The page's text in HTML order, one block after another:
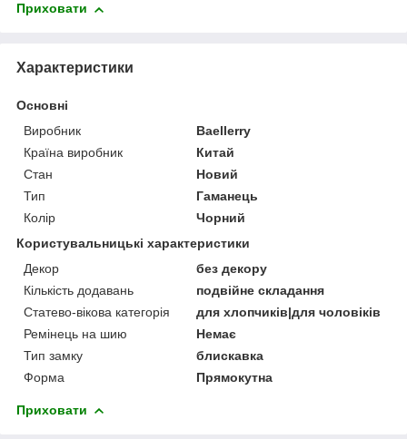
Приховати
Характеристики
Основні
Виробник
Baellerry
Країна виробник
Китай
Стан
Новий
Тип
Гаманець
Колір
Чорний
Користувальницькі характеристики
Декор
без декору
Кількість додавань
подвійне складання
Статево-вікова категорія
для хлопчиків|для чоловіків
Ремінець на шию
Немає
Тип замку
блискавка
Форма
Прямокутна
Приховати